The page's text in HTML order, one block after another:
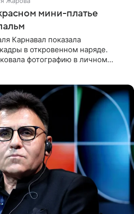
мини-платье
Карнавал показала
в откровенном наряде.
фотографию в личном